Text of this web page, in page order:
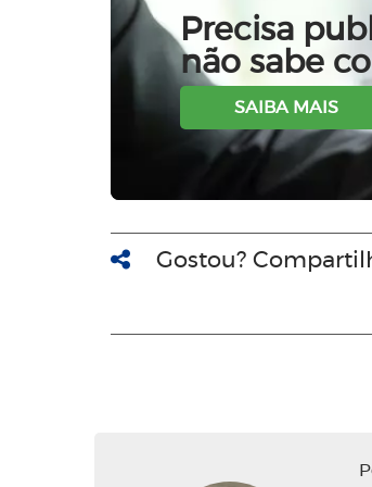
Precisa
não sabe
SAIBA MAIS
Gostou?